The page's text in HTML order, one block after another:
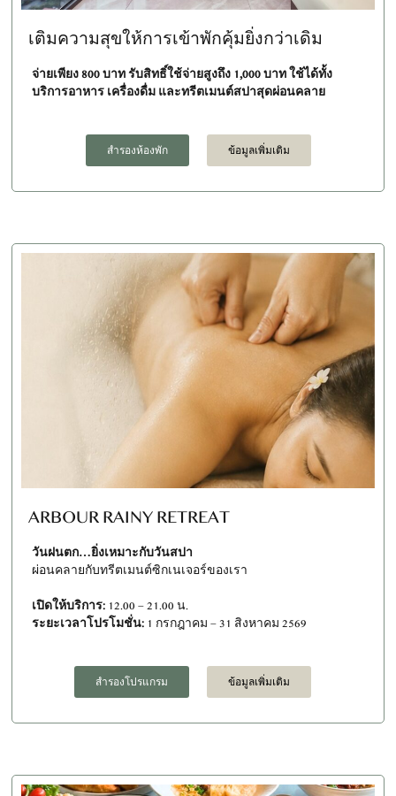
เติมความสุขให้การเข้าพักคุ้มยิ่งกว่าเดิม
จ่ายเพียง 800 บาท รับสิทธิ์ใช้จ่ายสูงถึง 1,000 บาท ใช้ได้ทั้ง
บริการอาหาร เครื่องดื่ม และทรีตเมนต์สปาสุดผ่อนคลาย
สำรองห้องพัก ข้อมูลเพิ่มเติม
ARBOUR RAINY RETREAT
วันฝนตก…ยิ่งเหมาะกับวันสปา
ผ่อนคลายกับทรีตเมนต์ซิกเนเจอร์ของเรา
เปิดให้บริการ: 12.00 – 21.00 น.
ระยะเวลาโปรโมชั่น: 1 กรกฎาคม – 31 สิงหาคม 2569
สำรองโปรแกรม ข้อมูลเพิ่มเติม